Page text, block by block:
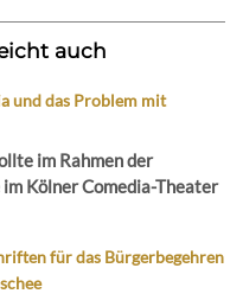
auch
und das Problem mit
im Rahmen der
Kölner Comedia-Theater
für das Bürgerbegehren